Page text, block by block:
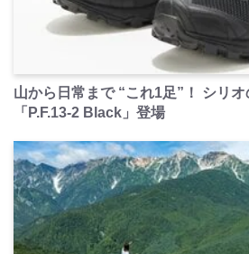
山から日常まで “これ1足”！ シリ
「P.F.13-2 Black」登場